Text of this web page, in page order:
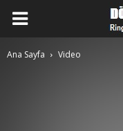
Ana Sayfa Video